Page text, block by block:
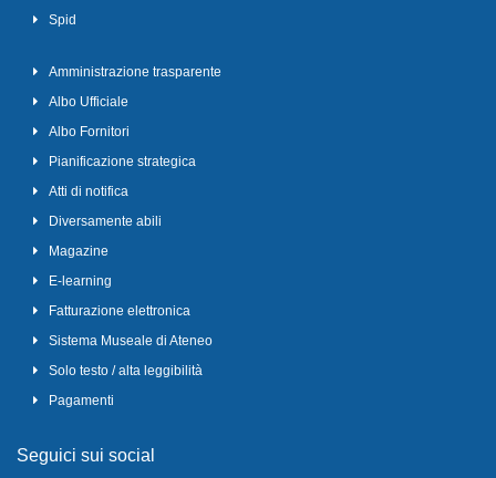
Spid
Amministrazione trasparente
Albo Ufficiale
Albo Fornitori
Pianificazione strategica
Atti di notifica
Diversamente abili
Magazine
E-learning
Fatturazione elettronica
Sistema Museale di Ateneo
Solo testo / alta leggibilità
Pagamenti
Seguici sui social